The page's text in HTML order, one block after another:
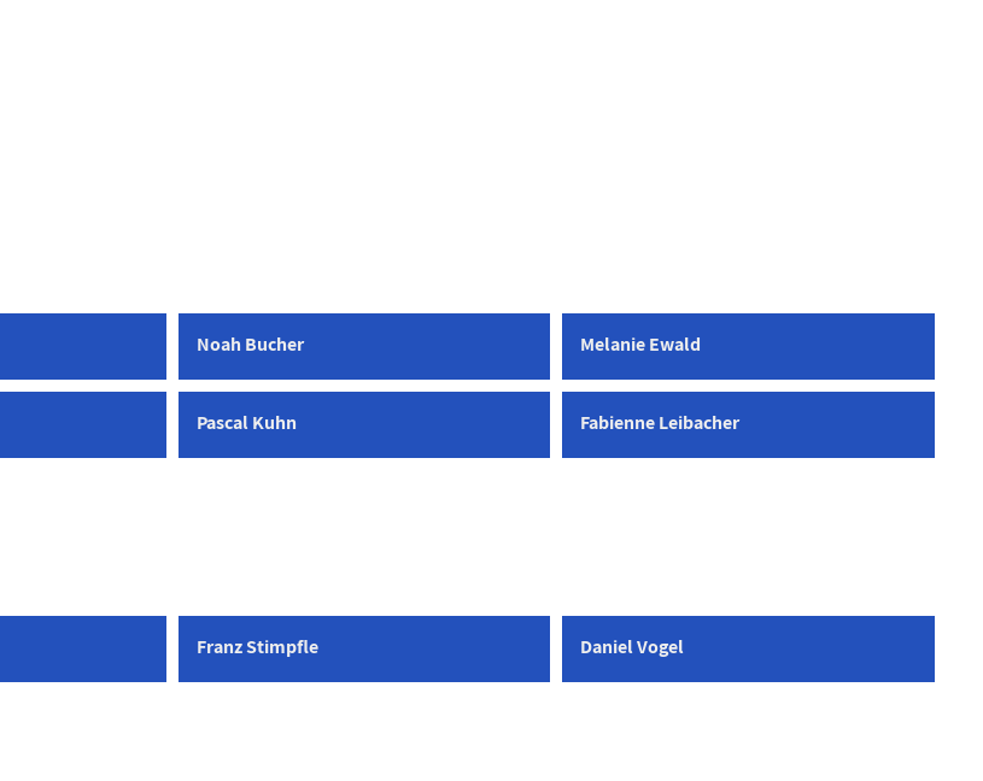
Noah Bucher Melanie Ewald
Pascal Kuhn Fabienne Leibacher
Franz Stimpfle Daniel Vogel